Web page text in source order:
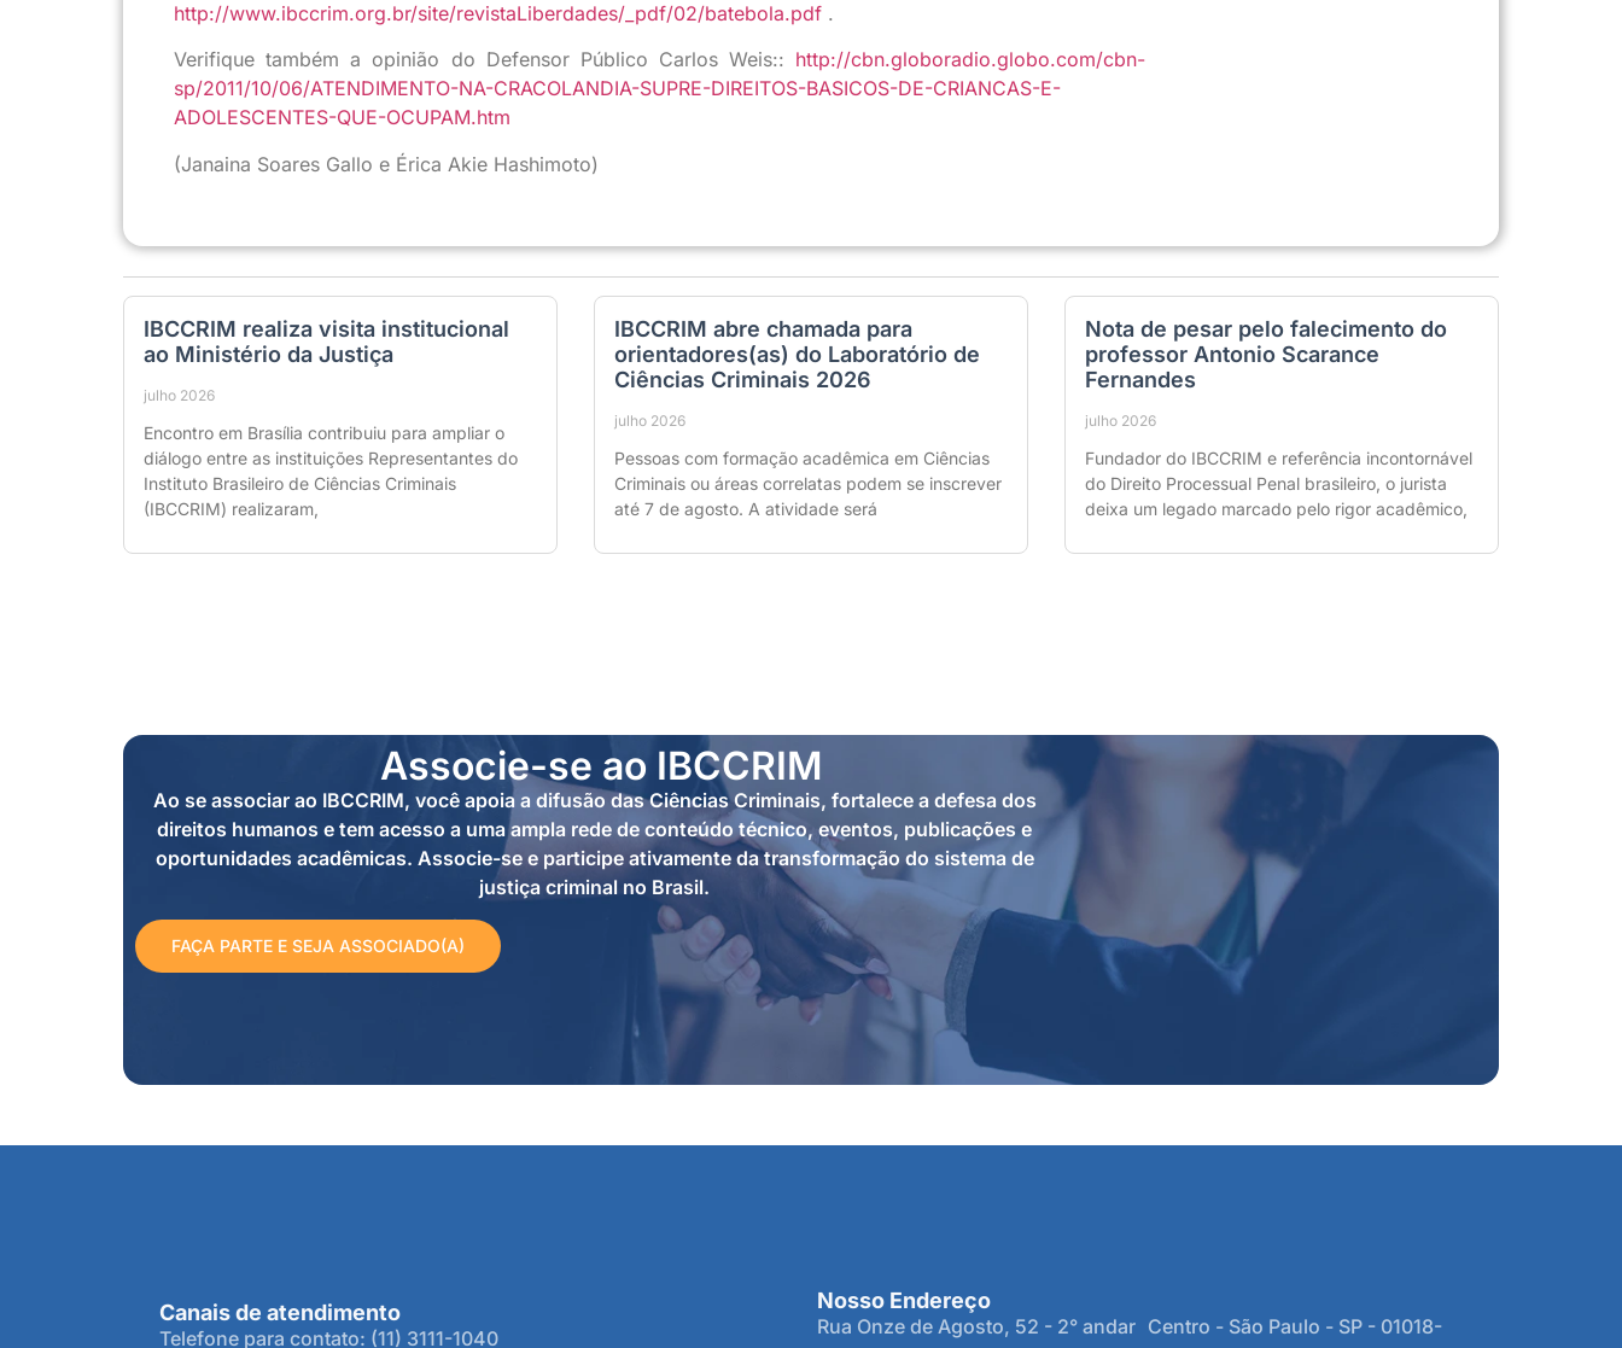
http://www.ibccrim.org.br/site/revistaLiberdades/_pdf/02/batebola.pdf .
Verifique também a opinião do Defensor Público Carlos Weis:: http://cbn.globoradio.globo.com/cbn-
sp/2011/10/06/ATENDIMENTO-NA-CRACOLANDIA-SUPRE-DIREITOS-BASICOS-DE-CRIANCAS-E-
ADOLESCENTES-QUE-OCUPAM.htm
(Janaina Soares Gallo e Érica Akie Hashimoto)
IBCCRIM realiza visita institucional
ao Ministério da Justiça
julho 2026
Encontro em Brasília contribuiu para ampliar o
diálogo entre as instituições Representantes do
Instituto Brasileiro de Ciências Criminais
(IBCCRIM) realizaram,
IBCCRIM abre chamada para
orientadores(as) do Laboratório de
Ciências Criminais 2026
julho 2026
Pessoas com formação acadêmica em Ciências
Criminais ou áreas correlatas podem se inscrever
até 7 de agosto. A atividade será
Nota de pesar pelo falecimento do
professor Antonio Scarance
Fernandes
julho 2026
Fundador do IBCCRIM e referência incontornável
do Direito Processual Penal brasileiro, o jurista
deixa um legado marcado pelo rigor acadêmico,
Associe-se ao IBCCRIM
Ao se associar ao IBCCRIM, você apoia a difusão das Ciências Criminais, fortalece a defesa dos
direitos humanos e tem acesso a uma ampla rede de conteúdo técnico, eventos, publicações e
oportunidades acadêmicas. Associe-se e participe ativamente da transformação do sistema de
justiça criminal no Brasil.
FAÇA PARTE E SEJA ASSOCIADO(A)
Canais de atendimento
Telefone para contato: (11) 3111-1040
Nosso Endereço
Rua Onze de Agosto, 52 - 2° andar Centro - São Paulo - SP - 01018-